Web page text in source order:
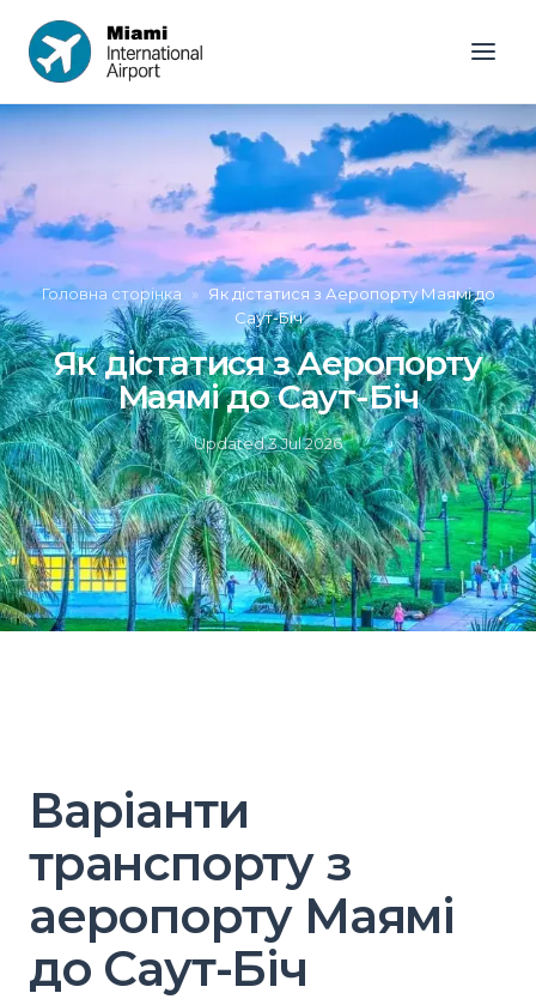
Головна сторінка »
Як дістатися з Аеропорту Маямі до
Саут-Біч
Як дістатися з Аеропорту
Маямі до Саут-Біч
Updated3 Jul 2026
Варіанти
транспорту з
аеропорту Маямі
до Саут-Біч